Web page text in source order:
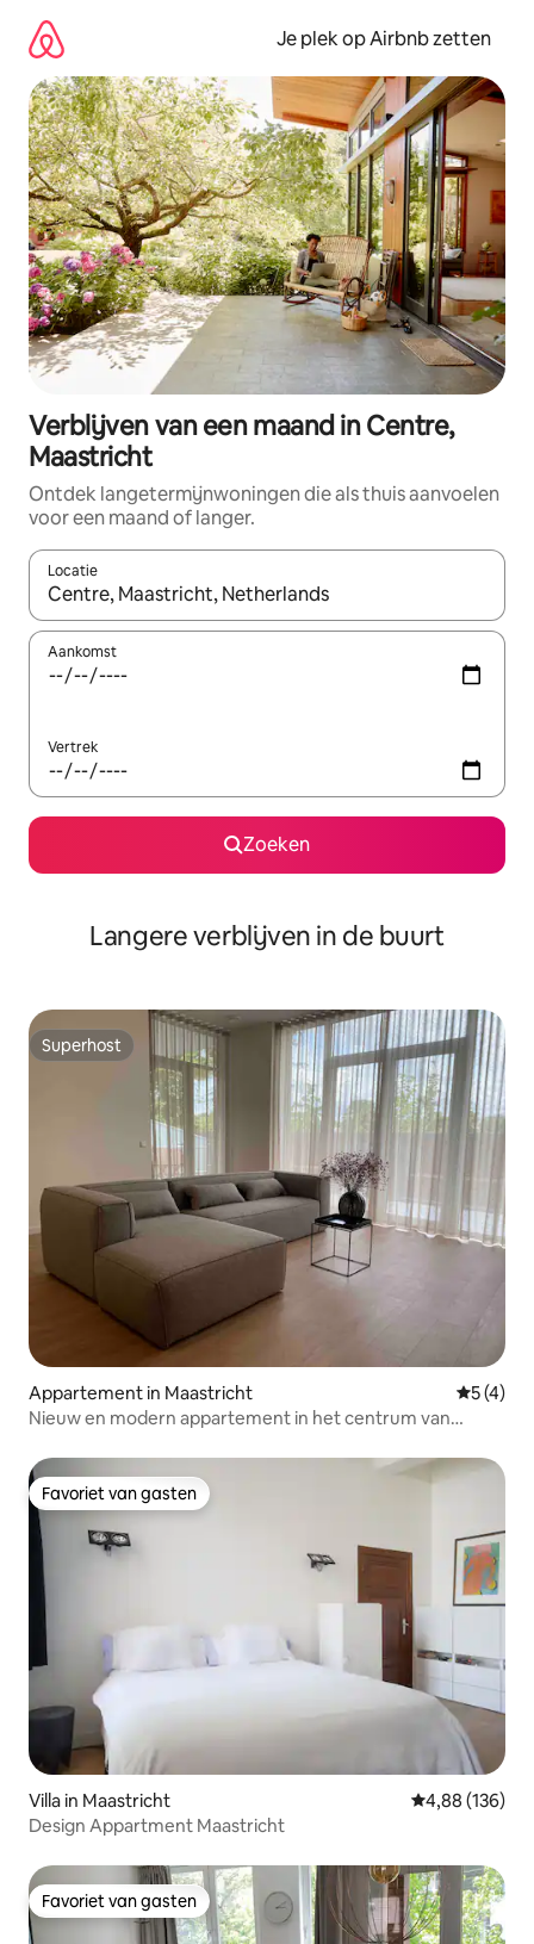
direct
naar
inhoud
Je plek op Airbnb zetten
Verblijven van een maand in Centre,
Maastricht
Ontdek langetermijnwoningen die als thuis aanvoelen
voor een maand of langer.
Locatie
Wanneer er resultaten beschikbaar zijn, maak je een keuze
Aankomst
Vertrek
Zoeken
Langere verblijven in de buurt
Superhost
Superhost
Appartement in Maastricht
5 (4)
Nieuw en modern appartement in het centrum van
Favoriet van gasten
Favoriet van gasten
Villa in Maastricht Gemiddelde
4,88 (136)
Design Appartment Maastricht
Favoriet van gasten
Favoriet van gasten